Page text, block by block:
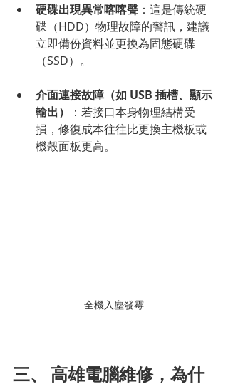
硬碟出現異常喀喀聲 ：這是傳統硬
碟（HDD）物理故障的警訊，建議
立即備份資料並更換為固態硬碟
（SSD）。
介面連接故障（如 USB 插槽、顯示
輸出）
：若接口本身物理結構受
損，修復成本往往比更換主機板或
機殼面板更高。
全機入塵發霉
三、 高雄電腦維修，為什